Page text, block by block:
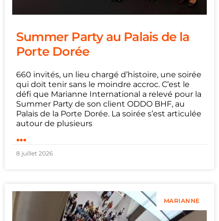
Summer Party au Palais de la
Porte Dorée
660 invités, un lieu chargé d’histoire, une soirée
qui doit tenir sans le moindre accroc. C’est le
défi que Marianne International a relevé pour la
Summer Party de son client ODDO BHF, au
Palais de la Porte Dorée. La soirée s’est articulée
autour de plusieurs
...
8 juillet 2026
MARIANNE